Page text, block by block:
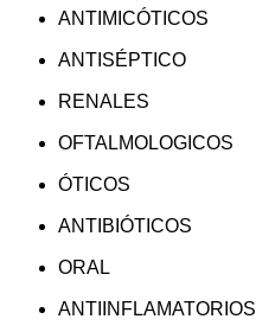
ANTIMICÓTICOS
ANTISÉPTICO
RENALES
OFTALMOLOGICOS
ÓTICOS
ANTIBIÓTICOS
ORAL
ANTIINFLAMATORIOS